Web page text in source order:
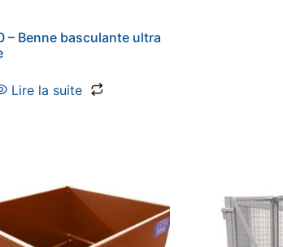
– Benne basculante ultra
Lire la suite